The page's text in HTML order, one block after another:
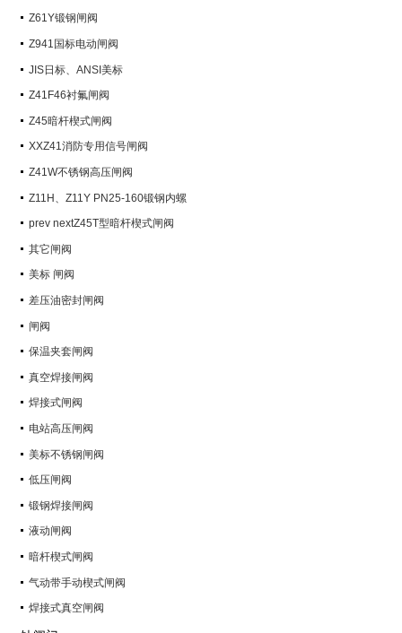
Z61Y锻钢闸阀
Z941国标电动闸阀
JIS日标、ANSI美标
Z41F46衬氟闸阀
Z45暗杆楔式闸阀
XXZ41消防专用信号闸阀
Z41W不锈钢高压闸阀
Z11H、Z11Y PN25-160锻钢内螺
纹楔式闸阀
prev nextZ45T型暗杆楔式闸阀
其它闸阀
美标 闸阀
差压油密封闸阀
闸阀
保温夹套闸阀
真空焊接闸阀
焊接式闸阀
电站高压闸阀
美标不锈钢闸阀
低压闸阀
锻钢焊接闸阀
液动闸阀
暗杆楔式闸阀
气动带手动楔式闸阀
焊接式真空闸阀